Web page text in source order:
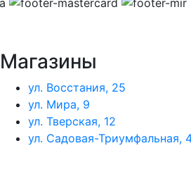
Магазины
ул. Восстания, 25
ул. Мира, 9
ул. Тверская, 12
ул. Садовая-Триумфальная,